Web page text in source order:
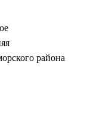
района